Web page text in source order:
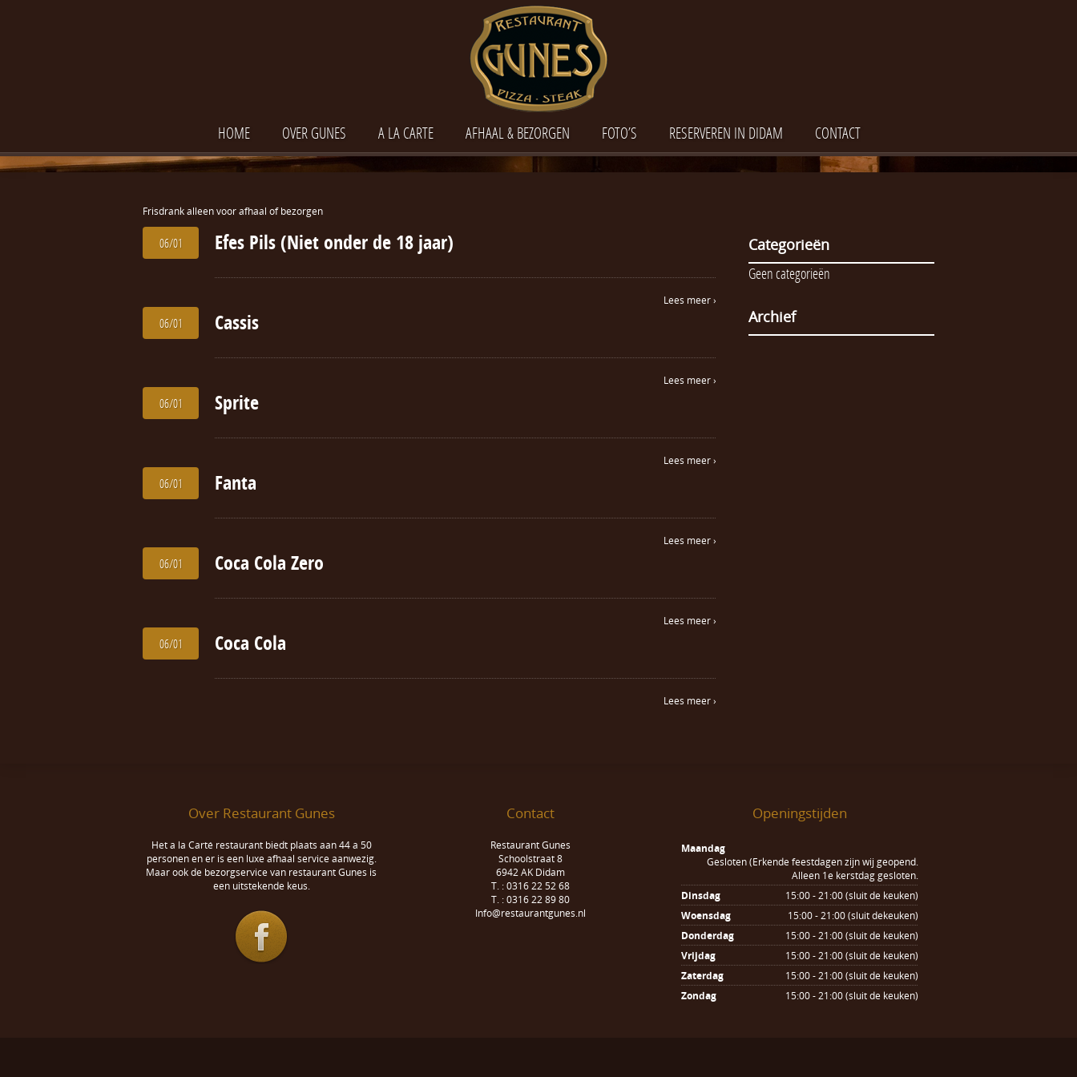
HOME OVER GUNES A LA CARTE AFHAAL & BEZORGEN FOTO’S RESERVEREN IN DIDAM CONTACT
Frisdrank alleen voor afhaal of bezorgen
06/01 Efes Pils (Niet onder de 18 jaar)
Lees meer ›
06/01 Cassis
Lees meer ›
06/01 Sprite
Lees meer ›
06/01 Fanta
Lees meer ›
06/01 Coca Cola Zero
Lees meer ›
06/01 Coca Cola
Lees meer ›
Categorieën
Geen categorieën
Archief
Over Restaurant Gunes
Het a la Carté restaurant biedt plaats aan 44 a 50
personen en er is een luxe afhaal service aanwezig.
Maar ook de bezorgservice van restaurant Gunes is
een uitstekende keus.
Contact
Restaurant Gunes
Schoolstraat 8
6942 AK Didam
T. : 0316 22 52 68
T. : 0316 22 89 80
Info@restaurantgunes.nl
Openingstijden
Maandag
Gesloten (Erkende feestdagen zijn wij geopend.
Alleen 1e kerstdag gesloten.
Dinsdag
15:00 - 21:00 (sluit de keuken)
Woensdag
15:00 - 21:00 (sluit dekeuken)
Donderdag
15:00 - 21:00 (sluit de keuken)
Vrijdag
15:00 - 21:00 (sluit de keuken)
Zaterdag
15:00 - 21:00 (sluit de keuken)
Zondag
15:00 - 21:00 (sluit de keuken)